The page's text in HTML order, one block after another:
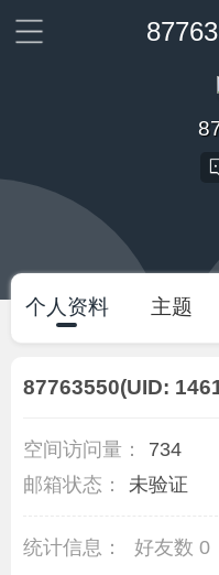
个人资料 主题
87763550(UID:
空间访问量：
734
邮箱状态：
未验证
统计信息： 好友数 0